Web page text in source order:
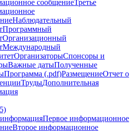
сообщениеТретье
Наблюдательный
Программный
Организационный
Международный
ОрганизаторыСпонсоры и
Важные датыПолученные
Программа (.pdf)РазмещениеОтчет о
ТрудыДополнительная
Первое информационное
Второе информационное